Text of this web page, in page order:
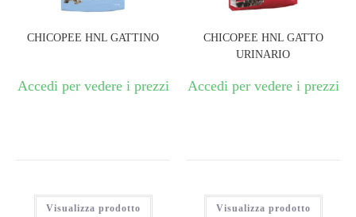
CHICOPEE HNL GATTINO
Accedi per vedere i prezzi
Visualizza prodotto
CHICOPEE HNL GATTO
URINARIO
Accedi per vedere i prezzi
Visualizza prodotto